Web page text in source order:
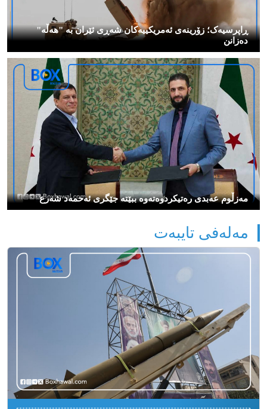
ڕاپرسیەک؛ زۆرینەی ئەمریکییەکان شەڕی ئێران بە "هەڵە"
دەزانن
مەزڵوم عەبدی رەتیكردوەتەوە ببێتە جێگری ئەحمەد شەرع
مەلەفی تایبەت